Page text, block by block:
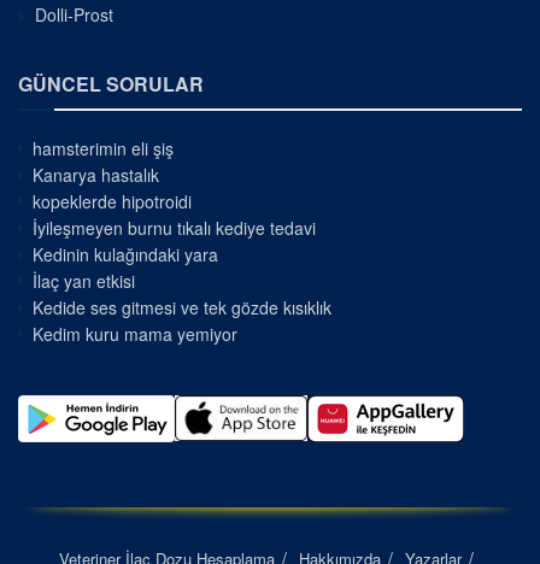
Dolli-Prost
GÜNCEL SORULAR
hamsterimin eli şiş
Kanarya hastalık
kopeklerde hipotroidi
İyileşmeyen burnu tıkalı kediye tedavi
Kedinin kulağındaki yara
İlaç yan etkisi
Kedide ses gitmesi ve tek gözde kısıklık
Kedim kuru mama yemiyor
Veteriner İlaç Dozu Hesaplama Hakkımızda Yazarlar